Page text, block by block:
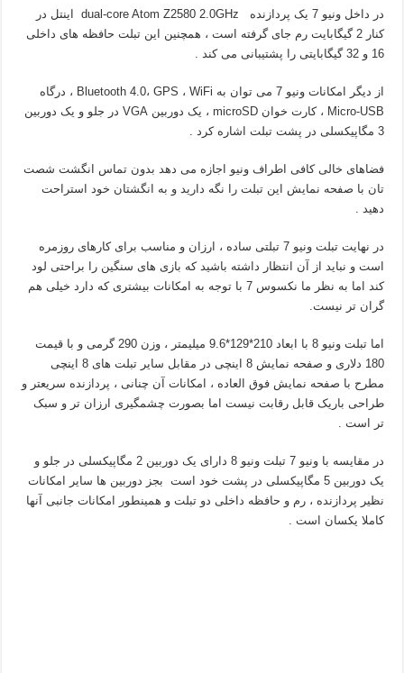
در داخل ونیو 7 یک پردازنده dual-core Atom Z2580 2.0GHz اینتل در
کنار 2 گیگابایت رم جای گرفته است ، همچنین این تبلت حافظه های داخلی
16 و 32 گیگابایتی را پشتیبانی می کند .
از دیگر امکانات ونیو 7 می توان به Bluetooth 4.0، GPS ، WiFi ، درگاه
Micro-USB ، کارت خوان microSD ، یک دوربین VGA در جلو و یک دوربین
3 مگاپیکسلی در پشت تبلت اشاره کرد .
فضاهای خالی کافی اطراف ونیو اجازه می دهد بدون تماس انگشت شصت
تان با صفحه نمایش این تبلت را نگه دارید و به انگشتان خود استراحت
دهید .
در نهایت تبلت ونیو 7 تبلتی ساده ، ارزان و مناسب برای کارهای روزمره
است و نباید از آن انتظار داشته باشید که بازی های سنگین را براحتی لود
کند اما به نظر ما نکسوس 7 با توجه به امکانات بیشتری که دارد خیلی هم
گران تر نیست.
اما تبلت ونیو 8 با ابعاد 210*129*9.6 میلیمتر ، وزن 290 گرمی و با قیمت
180 دلاری و صفحه نمایش 8 اینچی در مقابل سایر تبلت های 8 اینچی
مطرح با صفحه نمایش فوق العاده ، امکانات آن چنانی ، پردازنده سریعتر و
طراحی باریک قابل رقابت نیست اما بصورت چشمگیری ارزان تر و سبک
تر است .
در مقایسه با ونیو 7 تبلت ونیو 8 دارای یک دوربین 2 مگاپیکسلی در جلو و
یک دوربین 5 مگاپیکسلی در پشت خود است بجز دوربین ها سایر امکانات
نظیر پردازنده ، رم و حافظه داخلی دو تبلت و همینطور امکانات جانبی آنها
کاملا یکسان است .